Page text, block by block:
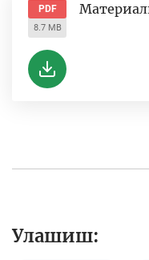
PDF
8.7 MB
Улашиш: